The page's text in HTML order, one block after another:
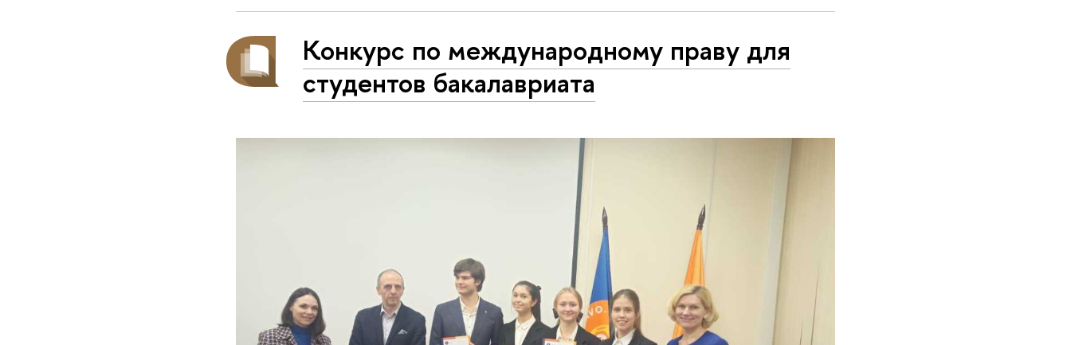
Конкурс по международному праву для
студентов бакалавриата